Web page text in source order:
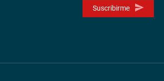
Suscribirme